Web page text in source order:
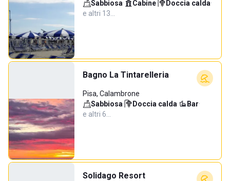
Sabbiosa· Cabine· Doccia calda·
e altri 13…
Bagno La Tintarelleria
Pisa, Calambrone
Sabbiosa· Doccia calda· Bar·
e altri 6…
Solidago Resort